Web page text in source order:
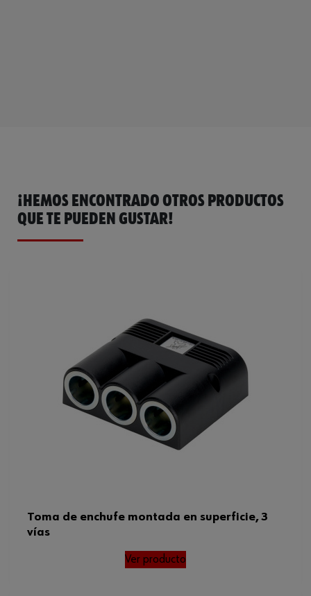
¡HEMOS ENCONTRADO OTROS PRODUCTOS
QUE TE PUEDEN GUSTAR!
Toma de enchufe montada en superficie, 3
vías
Ver producto